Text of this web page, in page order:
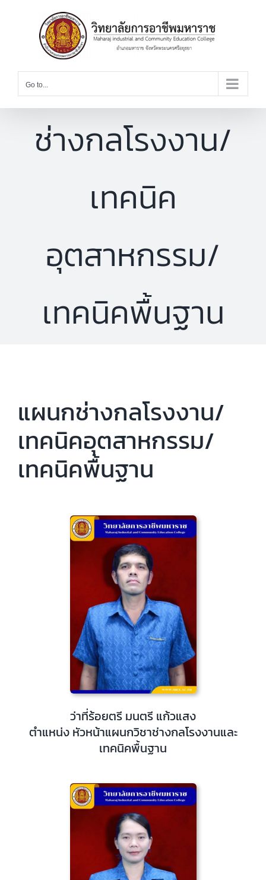
Go to...
ช่างกลโรงงาน/
เทคนิค
อุตสาหกรรม/
เทคนิคพื้นฐาน
แผนกช่างกลโรงงาน/
เทคนิคอุตสาหกรรม/
เทคนิคพื้นฐาน
ว่าที่ร้อยตรี มนตรี แก้วแสง
ตำแหน่ง หัวหน้าแผนกวิชาช่างกลโรงงานและ
เทคนิคพื้นฐาน